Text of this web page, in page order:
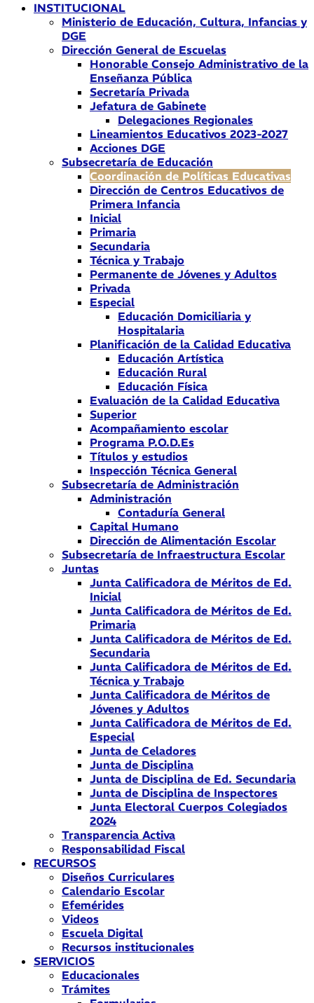
INSTITUCIONAL
Ministerio de Educación, Cultura, Infancias y
DGE
Dirección General de Escuelas
Honorable Consejo Administrativo de la
Enseñanza Pública
Secretaría Privada
Jefatura de Gabinete
Delegaciones Regionales
Lineamientos Educativos 2023-2027
Acciones DGE
Subsecretaría de Educación
Coordinación de Políticas Educativas
Dirección de Centros Educativos de
Primera Infancia
Inicial
Primaria
Secundaria
Técnica y Trabajo
Permanente de Jóvenes y Adultos
Privada
Especial
Educación Domiciliaria y
Hospitalaria
Planificación de la Calidad Educativa
Educación Artística
Educación Rural
Educación Física
Evaluación de la Calidad Educativa
Superior
Acompañamiento escolar
Programa P.O.D.Es
Títulos y estudios
Inspección Técnica General
Subsecretaría de Administración
Administración
Contaduría General
Capital Humano
Dirección de Alimentación Escolar
Subsecretaría de Infraestructura Escolar
Juntas
Junta Calificadora de Méritos de Ed.
Inicial
Junta Calificadora de Méritos de Ed.
Primaria
Junta Calificadora de Méritos de Ed.
Secundaria
Junta Calificadora de Méritos de Ed.
Técnica y Trabajo
Junta Calificadora de Méritos de
Jóvenes y Adultos
Junta Calificadora de Méritos de Ed.
Especial
Junta de Celadores
Junta de Disciplina
Junta de Disciplina de Ed. Secundaria
Junta de Disciplina de Inspectores
Junta Electoral Cuerpos Colegiados
2024
Transparencia Activa
Responsabilidad Fiscal
RECURSOS
Diseños Curriculares
Calendario Escolar
Efemérides
Videos
Escuela Digital
Recursos institucionales
SERVICIOS
Educacionales
Trámites